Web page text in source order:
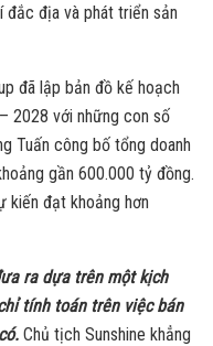
đắc địa và phát triển sản
đã lập bản đồ kế hoạch
2028 với những con số
Tuấn công bố tổng doanh
gần 600.000 tỷ đồng.
kiến đạt khoảng hơn
ra dựa trên một kịch
tính toán trên việc bán
Chủ tịch Sunshine khẳng